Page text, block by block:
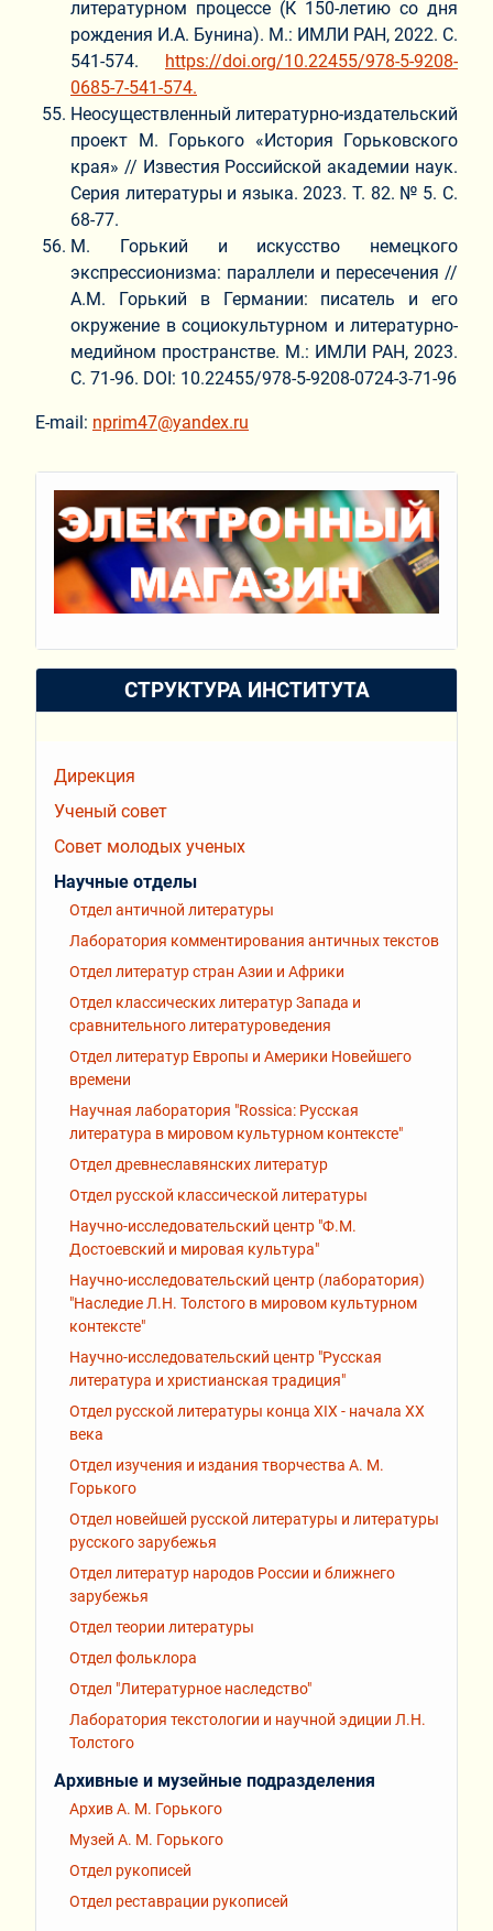
литературном процессе (К 150-летию со дня
рождения И.А. Бунина). М.: ИМЛИ РАН, 2022. С.
541-574. https://doi.org/10.22455/978-5-9208-
0685-7-541-574.
Неосуществленный литературно-издательский
проект М. Горького «История Горьковского
края» // Известия Российской академии наук.
Серия литературы и языка. 2023. Т. 82. № 5. С.
68-77.
М. Горький и искусство немецкого
экспрессионизма: параллели и пересечения //
А.М. Горький в Германии: писатель и его
окружение в социокультурном и литературно-
медийном пространстве. М.: ИМЛИ РАН, 2023.
С. 71-96. DOI: 10.22455/978-5-9208-0724-3-71-96
E-mail: nprim47@yandex.ru
СТРУКТУРА ИНСТИТУТА
Дирекция
Ученый совет
Совет молодых ученых
Научные отделы
Отдел античной литературы
Лаборатория комментирования античных текстов
Отдел литератур стран Азии и Африки
Отдел классических литератур Запада и
сравнительного литературоведения
Отдел литератур Европы и Америки Новейшего
времени
Научная лаборатория "Rossiсa: Русская
литература в мировом культурном контексте"
Отдел древнеславянских литератур
Отдел русской классической литературы
Научно-исследовательский центр "Ф.М.
Достоевский и мировая культура"
Научно-исследовательский центр (лаборатория)
"Наследие Л.Н. Толстого в мировом культурном
контексте"
Научно-исследовательский центр "Русская
литература и христианская традиция"
Отдел русской литературы конца XIX - начала XX
века
Отдел изучения и издания творчества А. М.
Горького
Отдел новейшей русской литературы и литературы
русского зарубежья
Отдел литератур народов России и ближнего
зарубежья
Отдел теории литературы
Отдел фольклора
Отдел "Литературное наследство"
Лаборатория текстологии и научной эдиции Л.Н.
Толстого
Архивные и музейные подразделения
Архив А. М. Горького
Музей А. М. Горького
Отдел рукописей
Отдел реставрации рукописей